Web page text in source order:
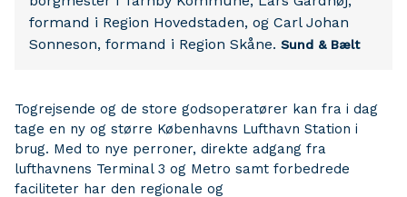
formand i Region Hovedstaden, og Carl Johan
Sonneson, formand i Region Skåne. Sund & Bælt
Togrejsende og de store godsoperatører kan fra i dag
tage en ny og større Københavns Lufthavn Station i
brug. Med to nye perroner, direkte adgang fra
lufthavnens Terminal 3 og Metro samt forbedrede
faciliteter har den regionale og